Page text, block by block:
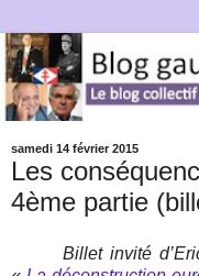
samedi 14 février 2015
Les
4ème partie
Billet invité